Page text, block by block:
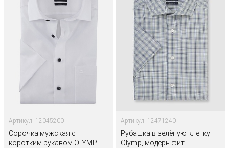
Артикул: 12045200
Сорочка мужская с
коротким рукавом OLYMP
Артикул: 12471240
Рубашка в зелёную клетку
Olymp, модерн фит